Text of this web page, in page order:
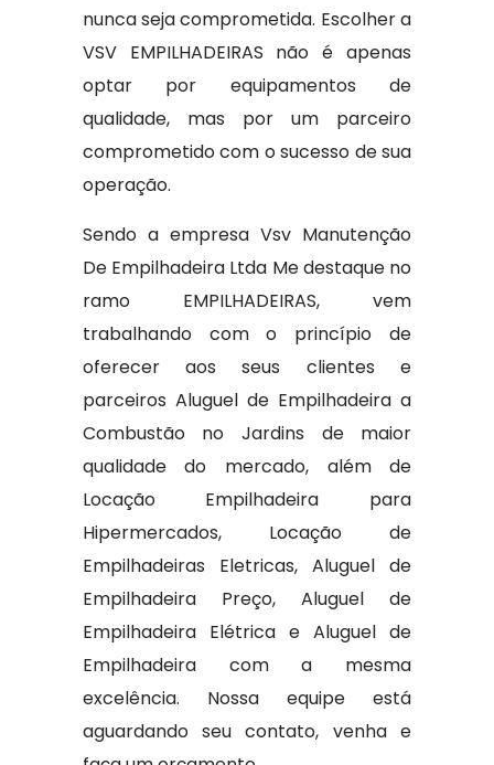
nunca seja comprometida. Escolher a
VSV EMPILHADEIRAS não é apenas
optar por equipamentos de
qualidade, mas por um parceiro
comprometido com o sucesso de sua
operação.
Sendo a empresa Vsv Manutenção
De Empilhadeira Ltda Me destaque no
ramo EMPILHADEIRAS, vem
trabalhando com o princípio de
oferecer aos seus clientes e
parceiros Aluguel de Empilhadeira a
Combustão no Jardins de maior
qualidade do mercado, além de
Locação Empilhadeira para
Hipermercados, Locação de
Empilhadeiras Eletricas, Aluguel de
Empilhadeira Preço, Aluguel de
Empilhadeira Elétrica e Aluguel de
Empilhadeira com a mesma
excelência. Nossa equipe está
aguardando seu contato, venha e